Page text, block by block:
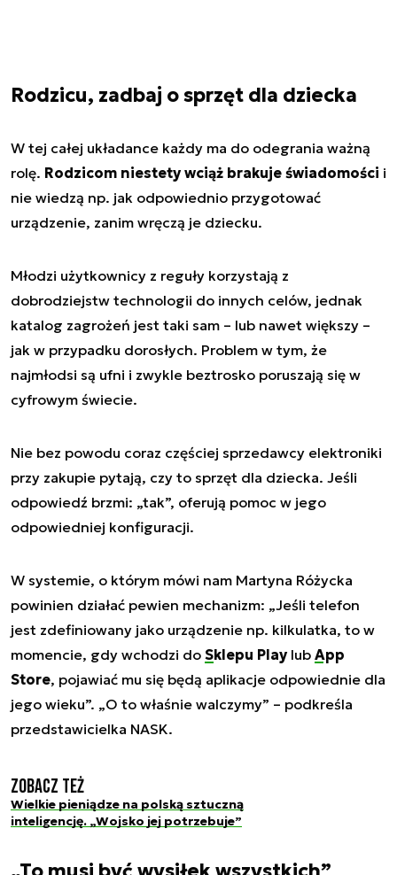
Rodzicu, zadbaj o sprzęt dla dziecka
W tej całej układance każdy ma do odegrania ważną
rolę. Rodzicom niestety wciąż brakuje świadomości i
nie wiedzą np. jak odpowiednio przygotować
urządzenie, zanim wręczą je dziecku.
Młodzi użytkownicy z reguły korzystają z
dobrodziejstw technologii do innych celów, jednak
katalog zagrożeń jest taki sam – lub nawet większy –
jak w przypadku dorosłych. Problem w tym, że
najmłodsi są ufni i zwykle beztrosko poruszają się w
cyfrowym świecie.
Nie bez powodu coraz częściej sprzedawcy elektroniki
przy zakupie pytają, czy to sprzęt dla dziecka. Jeśli
odpowiedź brzmi: „tak”, oferują pomoc w jego
odpowiedniej konfiguracji.
W systemie, o którym mówi nam Martyna Różycka
powinien działać pewien mechanizm: „Jeśli telefon
jest zdefiniowany jako urządzenie np. kilkulatka, to w
momencie, gdy wchodzi do Sklepu Playlub App
Store, pojawiać mu się będą aplikacje odpowiednie dla
jego wieku”. „O to właśnie walczymy” – podkreśla
przedstawicielka NASK.
Zobacz też
Wielkie pieniądze na polską sztuczną
inteligencję. „Wojsko jej potrzebuje”